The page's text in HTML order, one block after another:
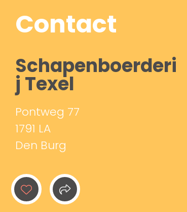
Contact
Schapenboerderi
j Texel
Pontweg 77
1791 LA
Den Burg